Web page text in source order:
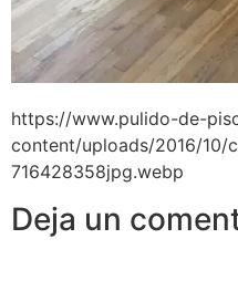
https://www.pulido-de-
content/uploads/2016/10/
716428358jpg.webp
Deja un